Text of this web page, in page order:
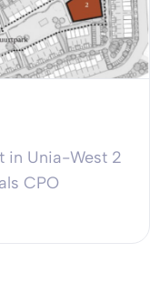
in Unia-West 2
CPO